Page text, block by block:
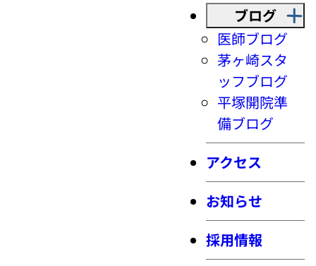
ブログ
医師ブログ
茅ヶ崎スタ
ッフブログ
平塚開院準
備ブログ
アクセス
お知らせ
採用情報